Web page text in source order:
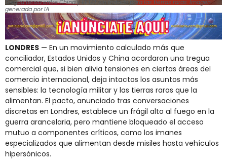
Tregua tensa entre China y EE.UU. sin tratado para las tierras raras. Imagen
generada por IA
LONDRES — En un movimiento calculado más que
conciliador, Estados Unidos y China acordaron una tregua
comercial que, si bien alivia tensiones en ciertas áreas del
comercio internacional, deja intactos los asuntos más
sensibles: la tecnología militar y las tierras raras que la
alimentan. El pacto, anunciado tras conversaciones
discretas en Londres, establece un frágil alto al fuego en la
guerra arancelaria, pero mantiene bloqueado el acceso
mutuo a componentes críticos, como los imanes
especializados que alimentan desde misiles hasta vehículos
hipersónicos.